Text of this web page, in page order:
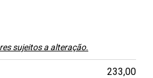
sujeitos a alteração.
233,00